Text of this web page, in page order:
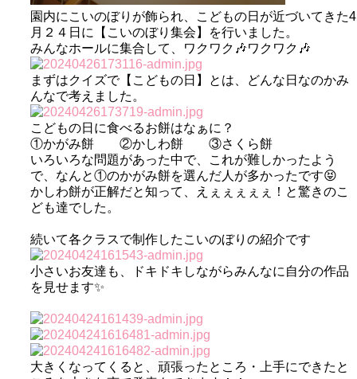
園内にこいのぼりが飾られ、こどもの日が近づいてきた4
月２４日に【こいのぼり集会】を行いました。
みんなホールに集合して、ワクワク🎶ワクワク🎶
まずはクイズで【こどもの日】とは、どんな日なのかみ
んなで考えました。
こどもの日に食べるお餅はなぁに？
①かがみ餅 ②かしわ餅 ③さくら餅
いろいろな問題があった中で、これが難しかったよう
で、なんと①のかがみ餅を選んだ人が多かったです😝
かしわ餅が正解だと知って、えぇぇぇぇぇ！と驚きのこ
ども達でした。
続いて各クラスで制作したこいのぼりの紹介です
小さいお友達も、ドキドキしながらみんなに自分の作品
を見せます✨
大きくなってくると、頑張ったところ・上手にできたと